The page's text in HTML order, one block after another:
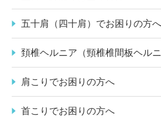
五十肩（四十肩）でお困りの方へ
頚椎ヘルニア（頸椎椎間板ヘル
肩こりでお困りの方へ
首こりでお困りの方へ